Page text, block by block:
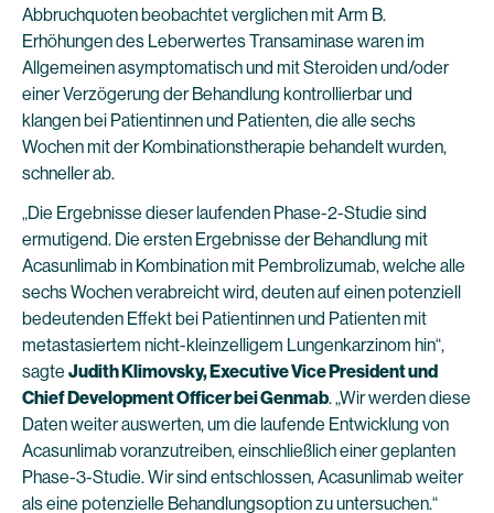
Abbruchquoten beobachtet verglichen mit Arm B.
Erhöhungen des Leberwertes Transaminase waren im
Allgemeinen asymptomatisch und mit Steroiden und/oder
einer Verzögerung der Behandlung kontrollierbar und
klangen bei Patientinnen und Patienten, die alle sechs
Wochen mit der Kombinationstherapie behandelt wurden,
schneller ab.
„Die Ergebnisse dieser laufenden Phase-2-Studie sind
ermutigend. Die ersten Ergebnisse der Behandlung mit
Acasunlimab in Kombination mit Pembrolizumab, welche alle
sechs Wochen verabreicht wird, deuten auf einen potenziell
bedeutenden Effekt bei Patientinnen und Patienten mit
metastasiertem nicht-kleinzelligem Lungenkarzinom hin“,
sagte Judith Klimovsky, Executive Vice President und
Chief Development Officer bei Genmab. „Wir werden diese
Daten weiter auswerten, um die laufende Entwicklung von
Acasunlimab voranzutreiben, einschließlich einer geplanten
Phase-3-Studie. Wir sind entschlossen, Acasunlimab weiter
als eine potenzielle Behandlungsoption zu untersuchen.“